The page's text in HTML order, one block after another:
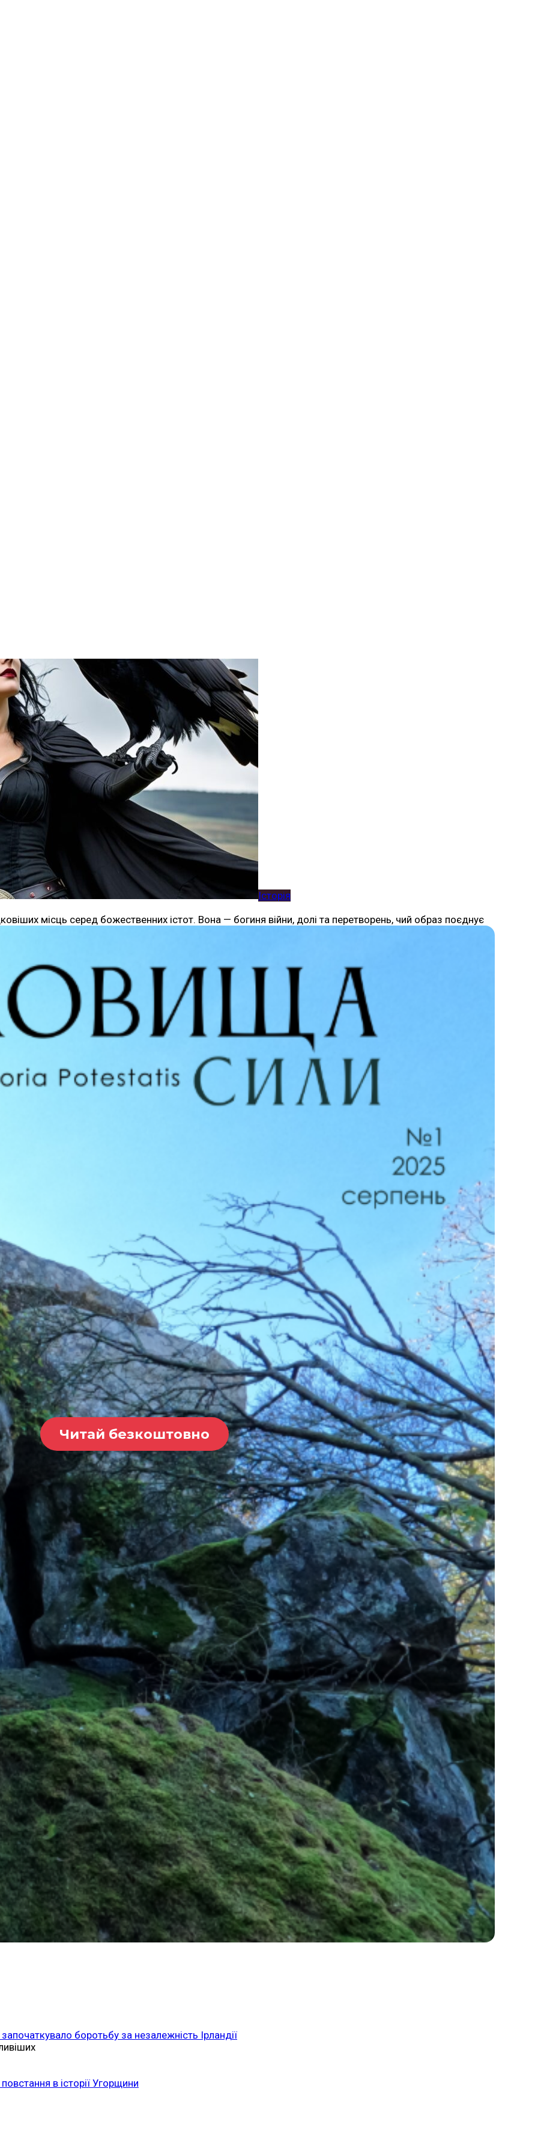
Історія
місць серед божественних істот. Вона — богиня війни, долі та перетворень, чий образ поєднує
Читай безкоштовно
боротьбу за незалежність Ірландії
в історії Угорщини